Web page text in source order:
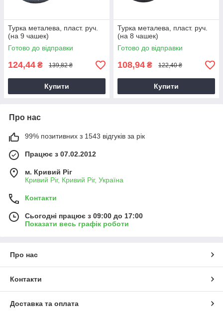
Турка металева, пласт. руч.
(на 9 чашек)
Готово до відправки
124,44 ₴ 139,82 ₴
Купити
Турка металева, пласт. руч.
(на 8 чашек)
Готово до відправки
108,94 ₴ 122,40 ₴
Купити
Про нас
99% позитивних з 1543 відгуків за рік
Працює з 07.02.2012
м. Кривий Ріг
Кривий Ріг, Кривий Ріг, Україна
Контакти
Сьогодні працює з 09:00 до 17:00
Показати весь графік роботи
Про нас
Контакти
Доставка та оплата